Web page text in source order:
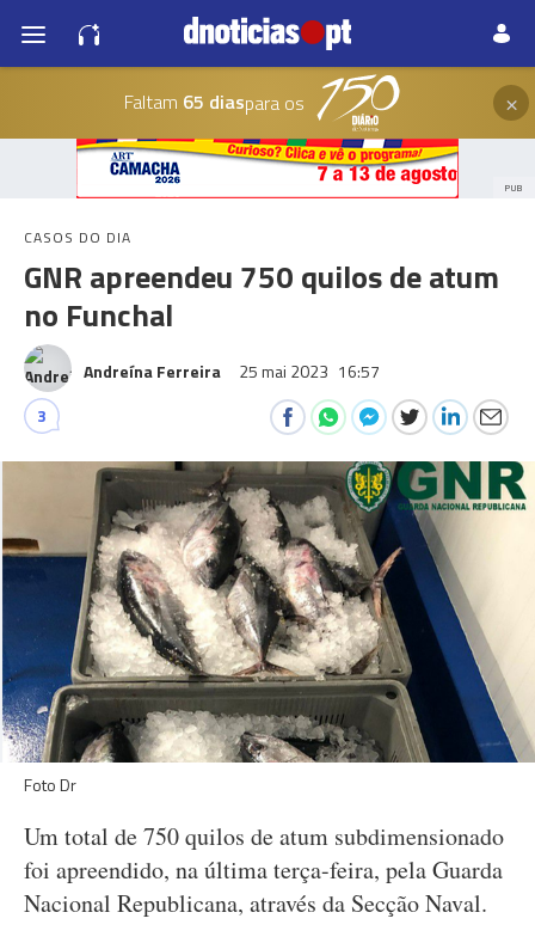
Faltam 65 diaspara os ×
PUB
CASOS DO DIA
GNR apreendeu 750 quilos de atum
no Funchal
Andreína Ferreira 25 mai 2023 16:57
3
Foto Dr
Um total de 750 quilos de atum subdimensionado
foi apreendido, na última terça-feira, pela Guarda
Nacional Republicana, através da Secção Naval.